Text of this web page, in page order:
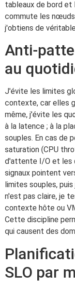
tableaux de bord et
commute les
j'obtiens de
Anti-
au
J'évite les limites
contexte, car elles
même, j'évite les
à la latence ; à la
souples. En cas de
saturation (CPU
d'attente I/O et les
signaux pointent
limites souples,
n'est pas claire, je
contexte hôte ou
Cette discipline
qui causent des
SLO par